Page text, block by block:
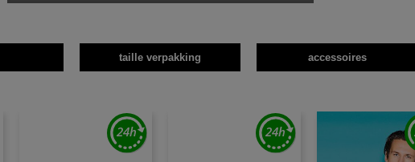
taille verpakking accessoires